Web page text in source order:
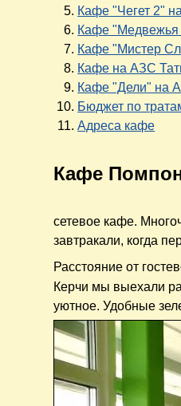
Кафе "Чегет 2"
Кафе "Медвежья
Кафе "Мистер
Кафе на АЗС
Кафе "Дели" на
Бюджет по
Адреса кафе
Кафе
сетевое кафе.
завтракали, когда
Расстояние от
Керчи мы выехали
уютное. Удобные